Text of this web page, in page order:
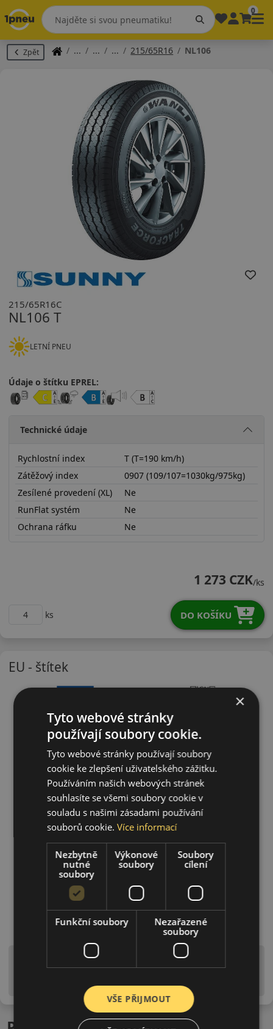
0
Zpět 215/65R16 NL106
NL106 T
215/65R16C
LETNÍ PNEU
Údaje o štítku EPREL:
Technické údaje
Rychlostní index
T (T=190 km/h)
Zátěžový index
0907 (109/107=1030kg/975kg)
Zesílené provedení (XL)
Ne
RunFlat systém
Ne
Ochrana ráfku
Ne
1 273 CZK/ks
ks DO KOŠÍKU
EU - štítek
Upozornění! Hodnoty na štítku jsou pouze
informativního charakteru. Mohou být dodány pneumatiky
is EU štítky ve smyslu dosud platné (předchozí) legislativy.
×
Tyto webové stránky
používají soubory cookie.
Tyto webové stránky používají soubory
cookie ke zlepšení uživatelského zážitku.
Používáním našich webových stránek
souhlasíte se všemi soubory cookie v
souladu s našimi zásadami používání
souborů cookie.Více informací
Nezbytně
nutné
soubory
Výkonové
soubory
Soubory
cílení
Funkční soubory
Nezařazené
soubory
VŠE PŘIJMOUT